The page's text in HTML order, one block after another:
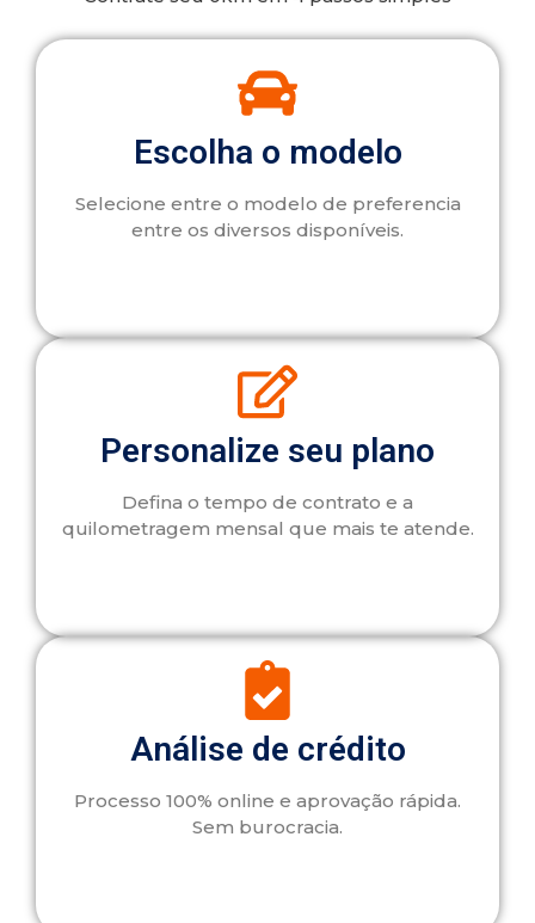
Escolha o modelo
Selecione entre o modelo de preferencia
entre os diversos disponíveis.
Personalize seu plano
Defina o tempo de contrato e a
quilometragem mensal que mais te atende.
Análise de crédito
Processo 100% online e aprovação rápida.
Sem burocracia.